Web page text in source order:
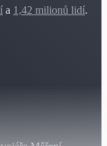
a 1,42 milionů lidí.